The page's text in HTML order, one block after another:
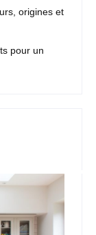
origines et
pour un